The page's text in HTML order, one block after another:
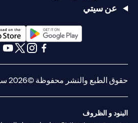
عن سيتي
opens in a new tab
tab
حقوق الطبع والنشر محفوظة ©2026 سيتي جروب انك.
البنود و الظروف